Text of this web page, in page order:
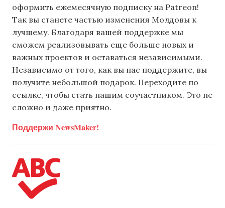
оформить ежемесячную подписку на Patreon!
Так вы станете частью изменения Молдовы к
лучшему. Благодаря вашей поддержке мы
сможем реализовывать еще больше новых и
важных проектов и оставаться независимыми.
Независимо от того, как вы нас поддержите, вы
получите небольшой подарок. Переходите по
ссылке, чтобы стать нашим соучастником. Это не
сложно и даже приятно.
Поддержи NewsMaker!